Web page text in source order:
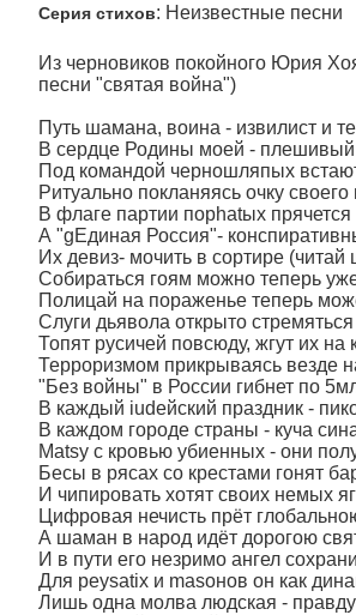
Серия стихов: Неизвестные песни
Из черновиков покойного Юрия
песни "святая война")
Путь шамана, воина - извилист и
В сердце Родины моей - плешивый
Под командой черношляпых
Ритуально покланяясь очку своего
В флаге партии порhatых прячется
А "gЕдиная Россия"-
Их девиз- мочить в сортире (читай
Собираться гоям можно теперь
Полицай на пораженье теперь
Слуги дьявола открыто
Топят русичей повсюду, жгут их на
Терроризмом прикрываясь везде
"Без войны" в России гибнет по
В каждый iudейский праздник -
В каждом городе страны - куча
Маtsу с кровью убиенных - они
Бесы в рясах со крестами гонят
И чипировать хотят своих немых
Цифровая нечисть прёт
А шаман в народ идёт дорогою
И в пути его незримо ангел
Для peysatix и masонов он как
Лишь одна молва людская - правду